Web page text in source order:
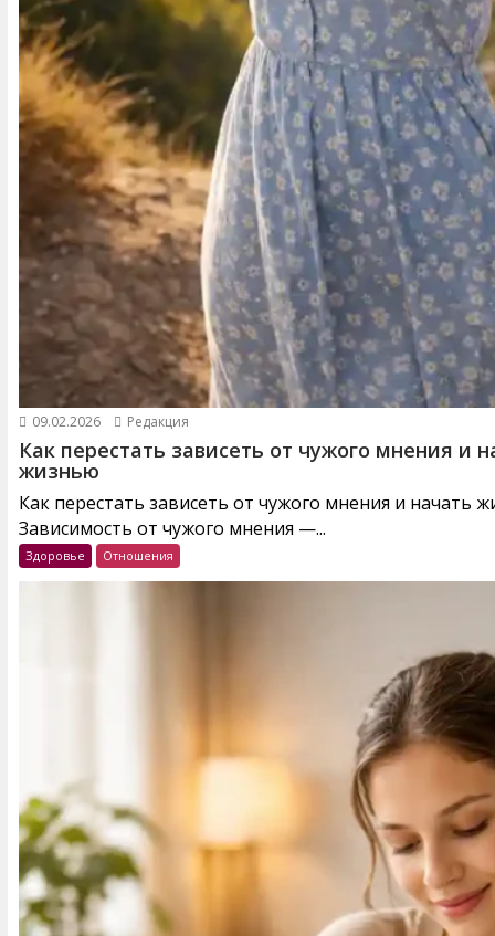
09.02.2026 Редакция
Как перестать зависеть от чужого мнения и
жизнью
Как перестать зависеть от чужого мнения и начать
Зависимость от чужого мнения —...
Здоровье Отношения